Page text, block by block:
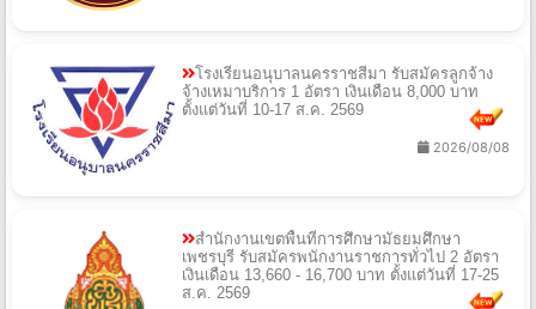
โรงเรียนอนุบาลนครราชสีมา รับสมัครลูกจ้าง
จ้างเหมาบริการ 1 อัตรา เงินเดือน 8,000 บาท
ตั้งแต่วันที่ 10-17 ส.ค. 2569
2026/08/08
สำนักงานเขตพื้นที่การศึกษามัธยมศึกษา
เพชรบุรี รับสมัครพนักงานราชการทั่วไป 2 อัตรา
เงินเดือน 13,660 - 16,700 บาท ตั้งแต่วันที่ 17-25
ส.ค. 2569